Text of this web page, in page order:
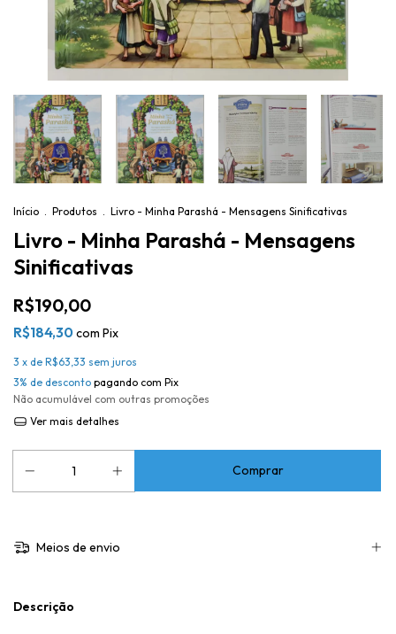
Início . Produtos . Livro - Minha Parashá - Mensagens Sinificativas
Livro - Minha Parashá - Mensagens
Sinificativas
R$190,00
R$184,30com Pix
3 x de R$63,33 sem juros
3% de desconto pagando com Pix
Não acumulável com outras promoções
Ver mais detalhes
Meios de envio
Descrição